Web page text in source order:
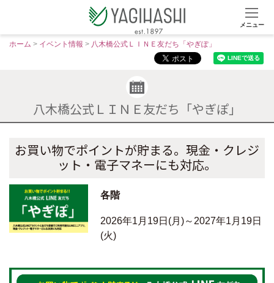
メニュー
ホーム > イベント情報 > 八木橋公式ＬＩＮＥ友だち「やぎぽ」
八木橋公式ＬＩＮＥ友だち「やぎぽ」
お買い物でポイントが貯まる。現金・クレジ
ット・電子マネーにも対応。
各階
2026年1月19日(月)～2027年1月19日
(火)